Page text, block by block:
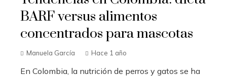
BARF versus alimentos
concentrados para mascotas
Manuela García Hace 1 año
En Colombia, la nutrición de perros y gatos se ha